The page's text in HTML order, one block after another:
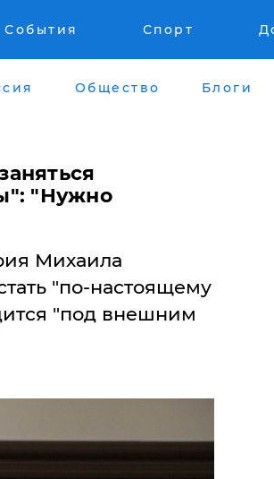
События Спорт
Общество Блоги
"Нужно
Михаила
"по-настоящему
"под внешним